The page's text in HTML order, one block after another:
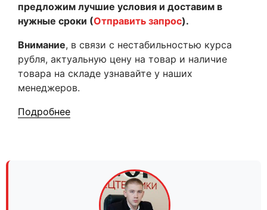
предложим лучшие условия и доставим в
нужные сроки (Отправить запрос).
Внимание, в связи с нестабильностью курса
рубля, актуальную цену на товар и наличие
товара на складе узнавайте у наших
менеджеров.
Подробнее